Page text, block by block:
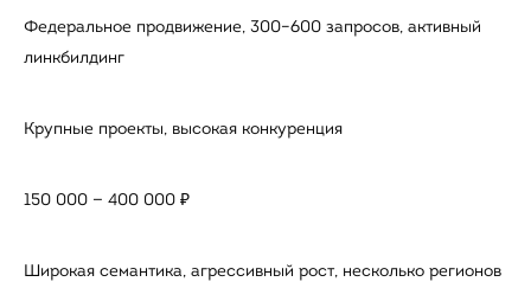
Федеральное продвижение, 300–600 запросов, активный
линкбилдинг
Крупные проекты, высокая конкуренция
150 000 — 400 000 ₽
Широкая семантика, агрессивный рост, несколько регионов